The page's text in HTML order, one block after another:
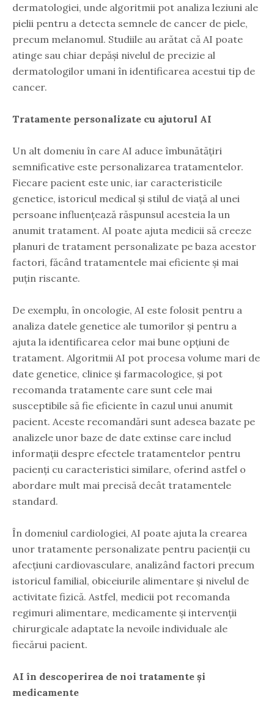
dermatologiei, unde algoritmii pot analiza leziuni ale
pielii pentru a detecta semnele de cancer de piele,
precum melanomul. Studiile au arătat că AI poate
atinge sau chiar depăși nivelul de precizie al
dermatologilor umani în identificarea acestui tip de
cancer.
Tratamente personalizate cu ajutorul AI
Un alt domeniu în care AI aduce îmbunătățiri
semnificative este personalizarea tratamentelor.
Fiecare pacient este unic, iar caracteristicile
genetice, istoricul medical și stilul de viață al unei
persoane influențează răspunsul acesteia la un
anumit tratament. AI poate ajuta medicii să creeze
planuri de tratament personalizate pe baza acestor
factori, făcând tratamentele mai eficiente și mai
puțin riscante.
De exemplu, în oncologie, AI este folosit pentru a
analiza datele genetice ale tumorilor și pentru a
ajuta la identificarea celor mai bune opțiuni de
tratament. Algoritmii AI pot procesa volume mari de
date genetice, clinice și farmacologice, și pot
recomanda tratamente care sunt cele mai
susceptibile să fie eficiente în cazul unui anumit
pacient. Aceste recomandări sunt adesea bazate pe
analizele unor baze de date extinse care includ
informații despre efectele tratamentelor pentru
pacienți cu caracteristici similare, oferind astfel o
abordare mult mai precisă decât tratamentele
standard.
În domeniul cardiologiei, AI poate ajuta la crearea
unor tratamente personalizate pentru pacienții cu
afecțiuni cardiovasculare, analizând factori precum
istoricul familial, obiceiurile alimentare și nivelul de
activitate fizică. Astfel, medicii pot recomanda
regimuri alimentare, medicamente și intervenții
chirurgicale adaptate la nevoile individuale ale
fiecărui pacient.
AI în descoperirea de noi tratamente și
medicamente